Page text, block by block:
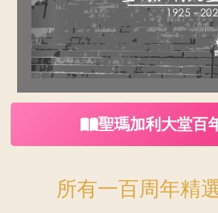
聖瑪加利大堂百
所有一百周年精